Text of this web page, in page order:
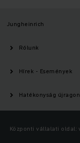
Jungheinrich
Rólunk
Hírek - Események
Hatékonyság
Központi vállalati